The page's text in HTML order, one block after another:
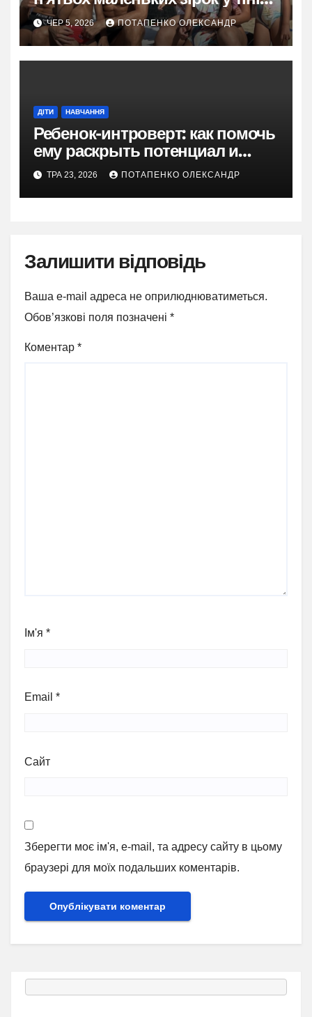
легенди
ЧЕР 5, 2026 ПОТАПЕНКО ОЛЕКСАНДР
ДІТИ НАВЧАННЯ
Ребенок-интроверт: как помочь
ему раскрыть потенциал и
найти друзей
ТРА 23, 2026 ПОТАПЕНКО ОЛЕКСАНДР
Залишити відповідь
Ваша e-mail адреса не оприлюднюватиметься.
Обов’язкові поля позначені *
Коментар *
Ім'я *
Email *
Сайт
Зберегти моє ім'я, e-mail, та адресу сайту в цьому
браузері для моїх подальших коментарів.